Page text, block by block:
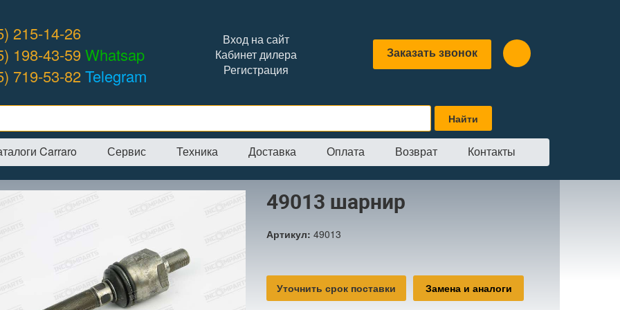
215-14-26
198-43-59Whatsap
719-53-82Telegram
Вход на сайт
Кабинет дилера
Регистрация
Заказать звонок
Carraro Сервис Техника Доставка Оплата Возврат Контакты
→Интернет-магазин →CARRARO Рулевые тяги 49013 шарнир
49013 шарнир
Артикул: 49013
Уточнить срок поставки Замена и аналоги